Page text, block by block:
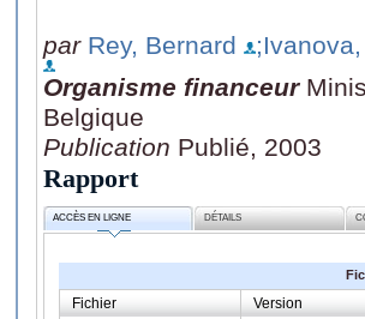
par Rey, Bernard
Organisme financeur
Belgique
Publication Publié, 2003
Rapport
ACCÈS EN LIGNE DÉTAILS
Fichier Version